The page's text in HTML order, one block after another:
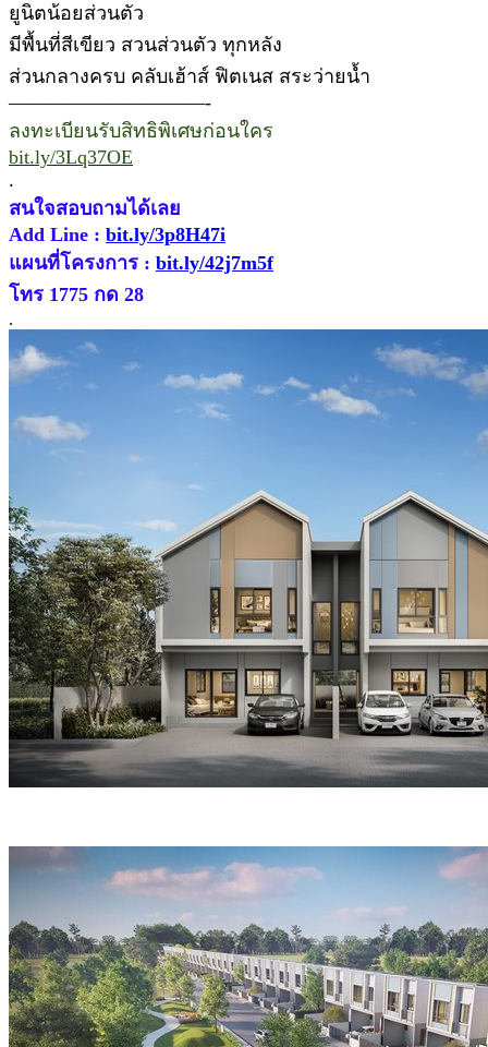
ยูนิตน้อยส่วนตัว
มีพื้นที่สีเขียว สวนส่วนตัว ทุกหลัง
ส่วนกลางครบ คลับเฮ้าส์ ฟิตเนส สระว่ายน้ำ
——————————-
ลงทะเบียนรับสิทธิพิเศษก่อนใคร
bit.ly/3Lq37OE
.
สนใจสอบถามได้เลย
Add Line : bit.ly/3p8H47i
แผนที่โครงการ : bit.ly/42j7m5f
โทร 1775 กด 28
.